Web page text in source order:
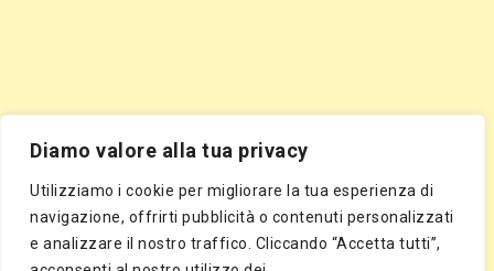
Diamo valore alla tua privacy
Utilizziamo i cookie per migliorare la tua esperienza di
navigazione, offrirti pubblicità o contenuti personalizzati
e analizzare il nostro traffico. Cliccando “Accetta tutti”,